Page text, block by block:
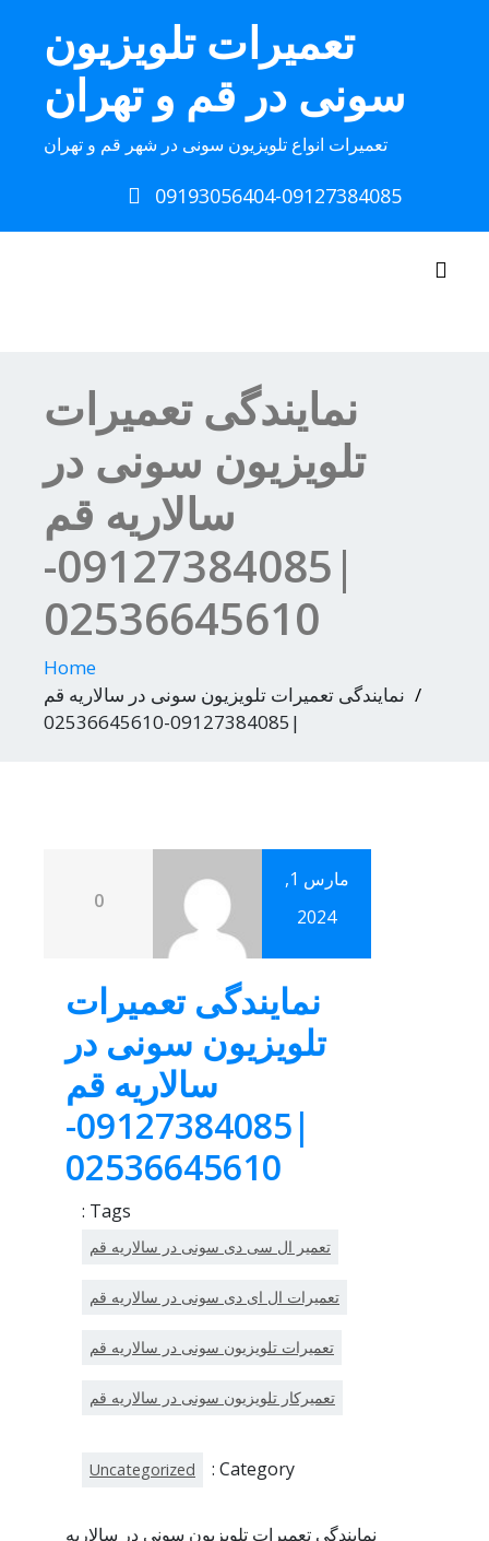
تعمیرات تلویزیون
سونی در قم و تهران
تعمیرات انواع تلویزیون سونی در شهر قم و تهران
09193056404-09127384085
Toggle navigation
نمایندگی تعمیرات
تلویزیون سونی در
سالاریه قم
|09127384085-
02536645610
Home
نمایندگی تعمیرات تلویزیون سونی در سالاریه قم
|09127384085-02536645610
مارس 1,
2024
0
نمایندگی تعمیرات
تلویزیون سونی در
سالاریه قم
|09127384085-
02536645610
Tags :
تعمیر ال سی دی سونی در سالاریه قم
تعمیرات ال ای دی سونی در سالاریه قم
تعمیرات تلویزیون سونی در سالاریه قم
تعمیرکار تلویزیون سونی در سالاریه قم
Category :
Uncategorized
نمایندگی تعمیرات تلویزیون سونی در سالاریه